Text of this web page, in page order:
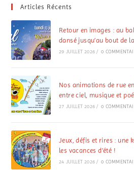
Articles Récents
Retour en images : au
dansé jusqu’au bout de
29 JUILLET 2026 / 0
Nos animations de rue
entre ciel, musique et
27 JUILLET 2026 / 0
Jeux, défis et rires : une
les vacances d’été !
24 JUILLET 2026 / 0